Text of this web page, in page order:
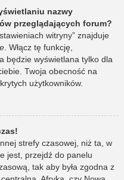
nazwy
przeglądających forum?
witryny” znajduje
. Włącz tę funkcję,
będzie wyświetlana tylko dla
Twoja obecność na
użytkowników.
strefy czasowej, niż ta, w
jest, przejdź do panelu
tak aby była zgodna z